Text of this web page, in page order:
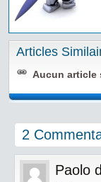
Articles
Aucun article
2
Paolo